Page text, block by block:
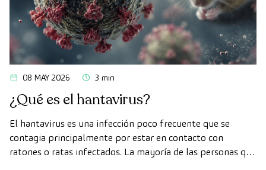
08 MAY 2026 3 min
¿Qué es el hantavirus?
El hantavirus es una infección poco frecuente que se
contagia principalmente por estar en contacto con
ratones o ratas infectados. La mayoría de las personas que